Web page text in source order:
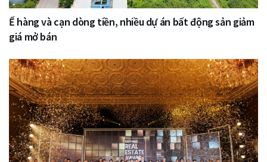
Ế hàng và cạn dòng tiền, nhiều dự án bất động sản giảm
giá mở bán